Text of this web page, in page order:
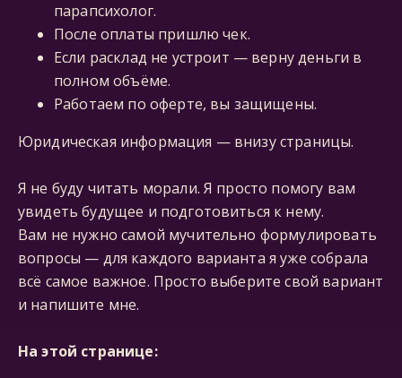
парапсихолог.
После оплаты пришлю чек.
Если расклад не устроит — верну деньги в
полном объёме.
Работаем по оферте, вы защищены.
Юридическая информация — внизу страницы.
Я не буду читать морали. Я просто помогу вам
увидеть будущее и подготовиться к нему.
Вам не нужно самой мучительно формулировать
вопросы — для каждого варианта я уже собрала
всё самое важное. Просто выберите свой вариант
и напишите мне.
На этой странице: